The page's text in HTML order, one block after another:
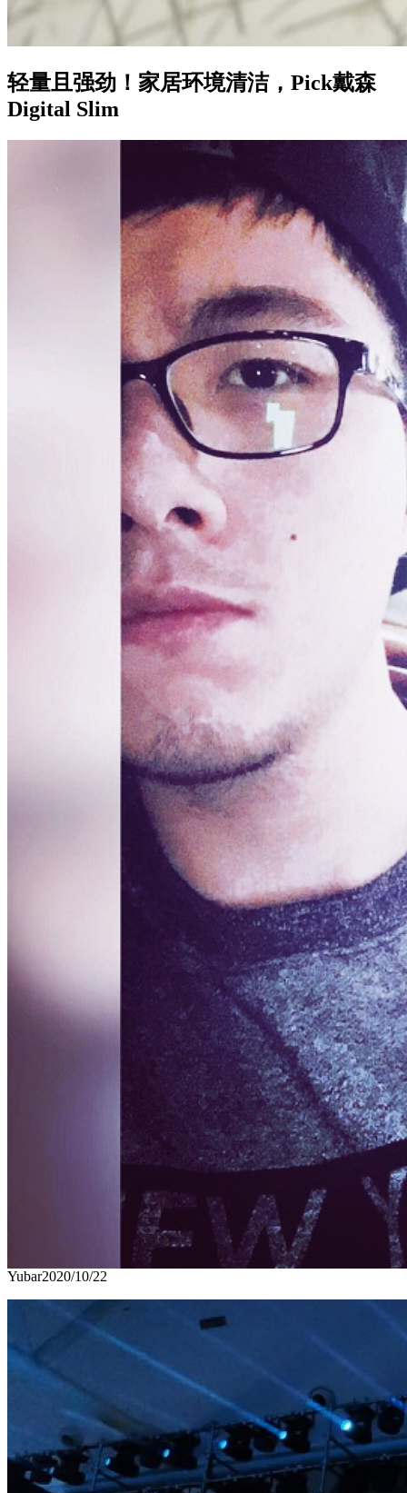
轻量且强劲！家居环境清洁，Pick戴森
Digital Slim
Yubar2020/10/22